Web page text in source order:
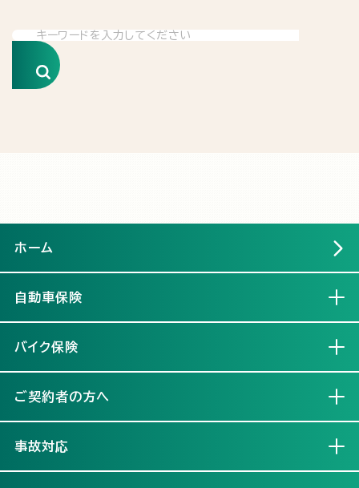
検索
ホーム
自動車保険
バイク保険
ご契約者の方へ
事故対応